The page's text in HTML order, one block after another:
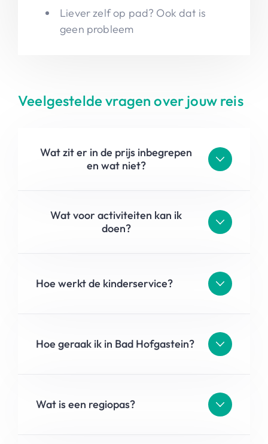
Liever zelf op pad? Ook dat is
geen probleem
Veelgestelde vragen over jouw reis
Wat zit er in de prijs inbegrepen
en wat niet?
Wat voor activiteiten kan ik
doen?
Hoe werkt de kinderservice?
Hoe geraak ik in Bad Hofgastein?
Wat is een regiopas?